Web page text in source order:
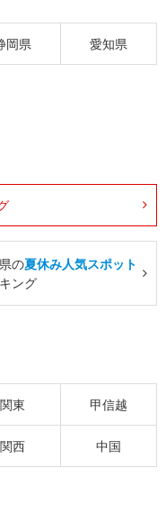
岡県 愛知県
の夏休み人気スポット
ング
関東 甲信越
関西 中国